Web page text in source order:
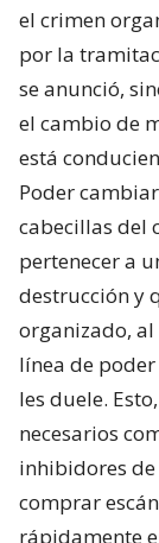
el crimen
por la
se anunció,
el cambio de
está
Poder
cabecillas del
pertenecer a
destrucción y
organizado,
línea de
les duele.
necesarios
inhibidores de
comprar
rápidamente